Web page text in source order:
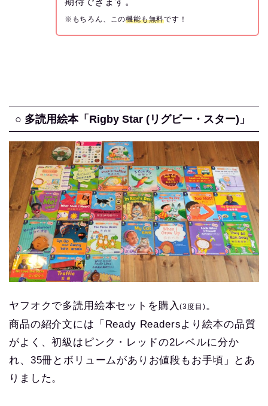
※もちろん、この機能も無料です！
○ 多読用絵本「Rigby Star (リグビー・スター)」
ヤフオクで多読用絵本セットを購入(3度目)。
商品の紹介文には「Ready Readersより絵本の品質
がよく、初級はピンク・レッドの2レベルに分か
れ、35冊とボリュームがありお値段もお手頃」とあ
りました。